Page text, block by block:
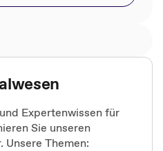
Expertenwissen für
Sie unseren
Unsere Themen: